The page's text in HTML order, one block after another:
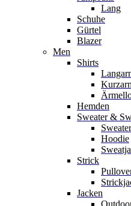
Lang
Schuhe
Gürtel
Blazer
Men
Shirts
Hemden
Sweater &
Sweater
Hoodie
Strick
Jacken